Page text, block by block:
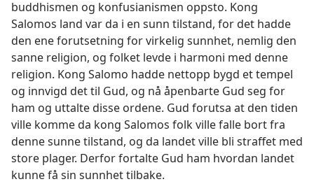
buddhismen og konfusianismen oppsto. Kong
Salomos land var da i en sunn tilstand, for det hadde
den ene forutsetning for virkelig sunnhet, nemlig den
sanne religion, og folket levde i harmoni med denne
religion. Kong Salomo hadde nettopp bygd et tempel
og innvigd det til Gud, og nå åpenbarte Gud seg for
ham og uttalte disse ordene. Gud forutsa at den tiden
ville komme da kong Salomos folk ville falle bort fra
denne sunne tilstand, og da landet ville bli straffet med
store plager. Derfor fortalte Gud ham hvordan landet
kunne få sin sunnhet tilbake.